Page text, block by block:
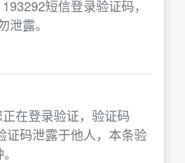
短信登录验证码，
泄露。
正在登录验证，验证码
证码泄露于他人，本条验